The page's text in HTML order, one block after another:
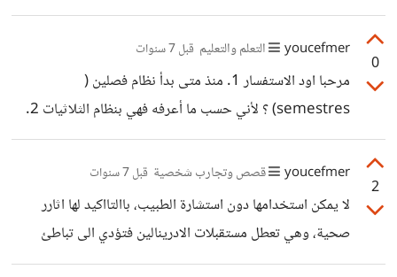
لأنه هناك ربح للبعض على حساب خسارة البعض الآخر، عجبتني
مقولة للدكتور النابلسي يقول فيم معناه أن كل معاملة مالية
مبنية عل خسارة في حرام
0
youcefmer التعلم والتعليم قبل 7 سنوات
مرحبا اود الاستفسار 1. منذ متى بدأ نظام فصلين (
semestres) ؟ لأني حسب ما أعرفه فهي بنظام الثلاثيات 2.
هل تم إزالة دراسة الإعلام الآلي والوراثة genetique لأنها كنت
تدرس من قبل؟
2
youcefmer قصص وتجارب شخصية قبل 7 سنوات
لا يمكن استخدامها دون استشارة الطبيب، باالتااكيد لها اثارر
صحية، وهي تعطل مستقبلات الادرينالين فتؤدي الى تباطئ
ضربات القلب ولا تزيل الخوف